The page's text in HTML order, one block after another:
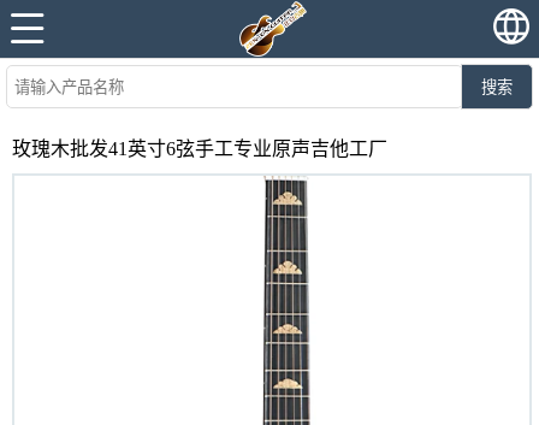
搜索
玫瑰木批发41英寸6弦手工专业原声吉他工厂